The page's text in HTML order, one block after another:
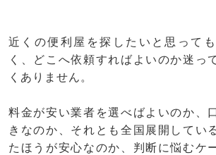
近くの便利屋を探したいと思って
く、どこへ依頼すればよいのか迷っ
くありません。
料金が安い業者を選べばよいのか、
きなのか、それとも全国展開してい
たほうが安心なのか、判断に悩むケ